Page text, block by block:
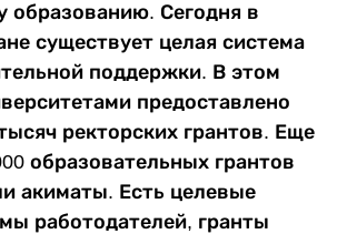
образованию. Сегодня в
существует целая система
поддержки. В этом
предоставлено
ректорских грантов. Еще
образовательных грантов
акиматы. Есть целевые
работодателей, гранты